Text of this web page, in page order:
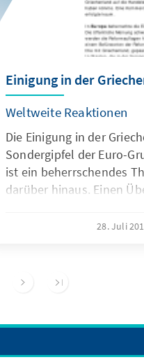
Einigung in der
Weltweite Reaktionen
Die Einigung in der
Sondergipfel der Euro-
ist ein beherrschendes
darüber hinaus. Einen
28. Juli